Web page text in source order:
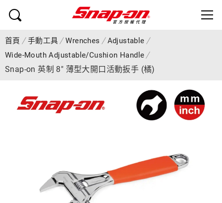
首頁 手動工具 Wrenches
Adjustable
Wide-Mouth Adjustable/Cushion Handle
Snap-on 英制 8" 薄型大開口活動扳手 (橘)